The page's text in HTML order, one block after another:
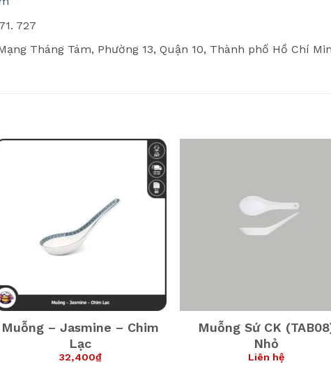
727
Tháng Tám, Phường 13, Quận 10, Thành phố Hồ Chí
Muỗng – Jasmine – Chim
Lạc
32,400₫
Muỗng Sứ CK
Nhỏ
Liên hệ